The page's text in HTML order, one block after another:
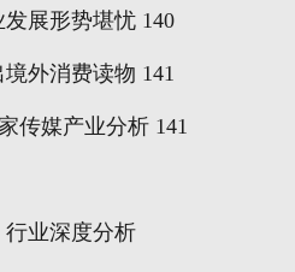
展形势堪忧140
外消费读物 141
传媒产业分析 141
行业深度分析